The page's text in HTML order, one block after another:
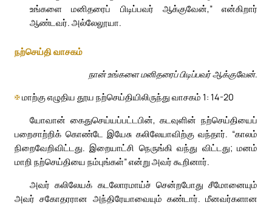
உங்களை மனிதரைப் பிடிப்பவர் ஆக்குவேன்,” என்கிறார்
ஆண்டவர். அல்லேலூயா.
நற்செய்தி வாசகம்
நான் உங்களை மனிதரைப் பிடிப்பவர் ஆக்குவேன்.
✠மாற்கு எழுதிய தூய நற்செய்தியிலிருந்து வாசகம் 1: 14-20
யோவான் கைதுசெய்யப்பட்டபின், கடவுளின் நற்செய்தியைப்
பறைசாற்றிக் கொண்டே இயேசு கலிலேயாவிற்கு வந்தார். “காலம்
நிறைவேறிவிட்டது. இறையாட்சி நெருங்கி வந்து விட்டது; மனம்
மாறி நற்செய்தியை நம்புங்கள்” என்று அவர் கூறினார்.
அவர் கலிலேயக் கடலோரமாய்ச் சென்றபோது சீமோனையும்
அவர் சகோதரரான அந்திரேயாவையும் கண்டார். மீனவர்களான